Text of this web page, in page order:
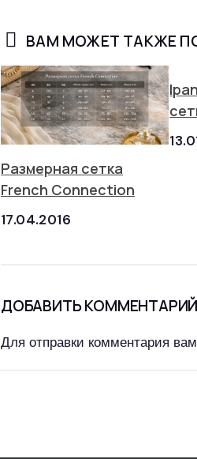
ВАМ МОЖЕТ ТАКЖЕ
Размерная сетка
French Connection
17.04.2016
ДОБАВИТЬ КОММЕНТАРИЙ
Для отправки комментария